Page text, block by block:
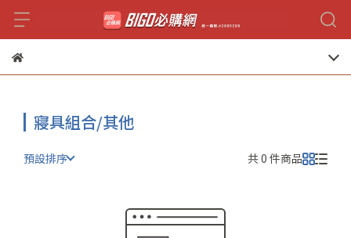
寢具組合/其他
預設排序 共 0 件商品